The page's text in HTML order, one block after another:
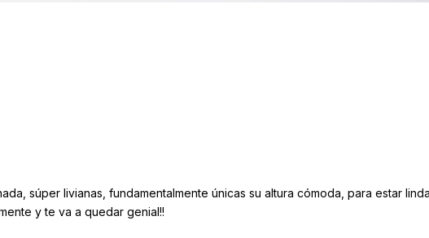
súper livianas, fundamentalmente únicas su altura cómoda, para estar
y te va a quedar genial!!